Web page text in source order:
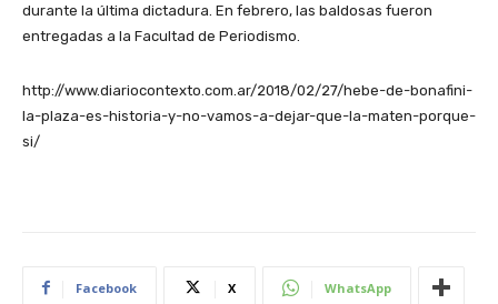
durante la última dictadura. En febrero, las baldosas fueron
entregadas a la Facultad de Periodismo.
http://www.diariocontexto.com.ar/2018/02/27/hebe-de-bonafini-
la-plaza-es-historia-y-no-vamos-a-dejar-que-la-maten-porque-
si/
Facebook X WhatsApp